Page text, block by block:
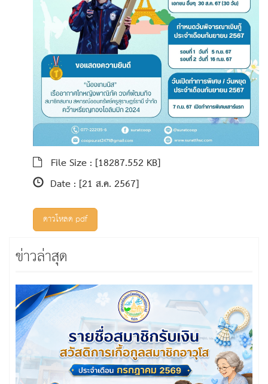
File Size : [18287.552 KB]
Date : [21 ส.ค. 2567]
ดาวโหลด pdf
ข่าวล่าสุด